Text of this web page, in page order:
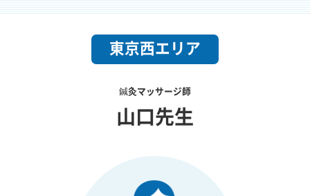
東京西エリア
鍼灸マッサージ師
山口先生